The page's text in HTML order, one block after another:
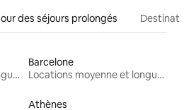
des séjours prolongés
Locations moyenne et longue durée
Barcelone
Locations moyenne et longue durée
Athènes